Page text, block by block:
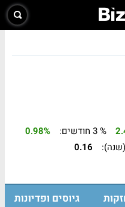
% 3 חודשים:
0.98%
0.16
גיוסים ופדיונות